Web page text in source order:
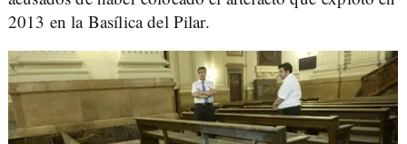
2013 en la Basílica del Pilar.